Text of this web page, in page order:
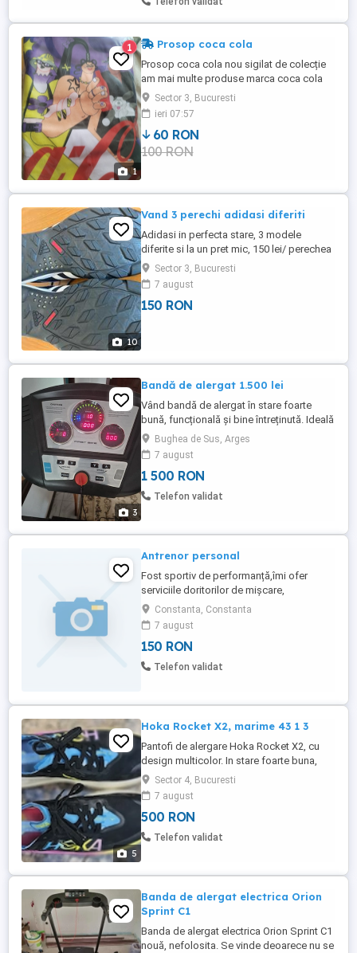
1
1 Prosop coca cola
Prosop coca cola nou sigilat de colecție
am mai multe produse marca coca cola
Sector 3, Bucuresti
ieri 07:57
60 RON
100 RON
10
Vand 3 perechi adidasi diferiti
Adidasi in perfecta stare, 3 modele
diferite si la un pret mic, 150 lei/ perechea
Sector 3, Bucuresti
7 august
150 RON
3
Bandă de alergat 1.500 lei
Vând bandă de alergat în stare foarte
bună, funcțională și bine întreținută. Ideală
pentru mișcare și antrenamente acasă,
indiferent de vreme. Funcționează foarte
bine Potrivită pentru mers și alergare Ușor
de utilizat Întreținută și păstrată în condiții
bune Preț: 1.500 lei FIX, fără n ...
Bughea de Sus, Arges
7 august
1 500 RON
Telefon validat
Antrenor personal
Fost sportiv de performanță,îmi ofer
serviciile doritorilor de mișcare,
îndrumare,exerciții fizice, antrenamente de
individualizare fotbal(copii și juniori).
Constanta, Constanta
7 august
150 RON
Telefon validat
5
Hoka Rocket X2, marime 43 1 3
Pantofi de alergare Hoka Rocket X2, cu
design multicolor. In stare foarte buna,
placi de carbon intacte, mărime 43 1 3.
Preț ușor negociabil.
Sector 4, Bucuresti
7 august
500 RON
Telefon validat
Banda de alergat electrica Orion
Sprint C1
Banda de alergat electrica Orion Sprint C1
nouă, nefolosita. Se vinde deoarece nu se